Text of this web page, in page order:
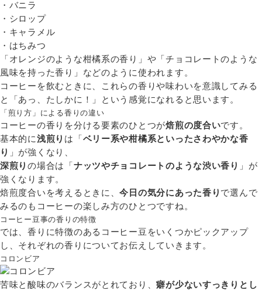
・バニラ
・シロップ
・キャラメル
・はちみつ
「オレンジのような柑橘系の香り」や「チョコレートのような
風味を持った香り」などのように使われます。
コーヒーを飲むときに、これらの香りや味わいを意識してみる
と「あっ、たしかに！」という感覚になれると思います。
「煎り方」による香りの違い
コーヒーの香りを分ける要素のひとつが焙煎の度合いです。
基本的に浅煎り は「 ベリー系や柑橘系といったさわやかな香
り 」が強くなり、
深煎りの場合は「 ナッツやチョコレートのような渋い香り 」が
強くなります。
焙煎度合いを考えるときに、今日の気分にあった香り で選んで
みるのもコーヒーの楽しみ方のひとつですね。
コーヒー豆事の香りの特徴
では、香りに特徴のあるコーヒー豆をいくつかピックアップ
し、それぞれの香りについてお伝えしていきます。
コロンビア
苦味と酸味のバランスがとれており、癖が少ないすっきりとし